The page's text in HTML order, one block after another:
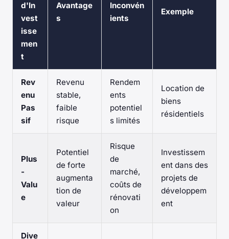
d'In
vest
isse
men
t
Avantage
s
Inconvén
ients
Exemple
Rev
enu
Pas
sif
Revenu
stable,
faible
risque
Rendem
ents
potentiel
s limités
Location de
biens
résidentiels
Plus
-
Valu
e
Potentiel
de forte
augmenta
tion de
valeur
Risque
de
marché,
coûts de
rénovati
on
Investissem
ent dans des
projets de
développem
ent
Dive